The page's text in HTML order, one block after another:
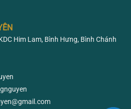
Him Lam, Bình Hưng, Bình Chánh